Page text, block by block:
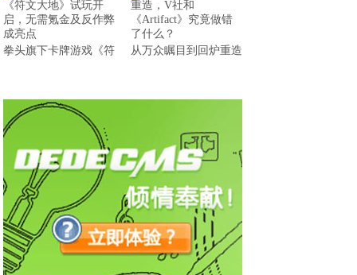
拳头旗下卡牌游戏《符 从万众瞩目到回炉重造